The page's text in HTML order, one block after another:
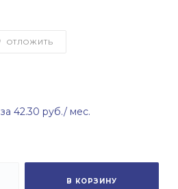
ОТЛОЖИТЬ
за 42.30 руб./ мес.
В КОРЗИНУ